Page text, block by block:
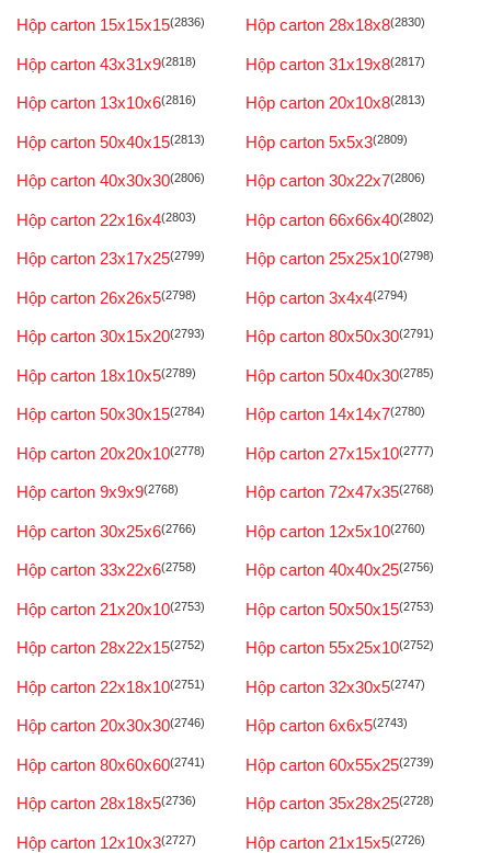
Hộp carton 15x15x15(2836) Hộp carton 28x18x8(2830)
Hộp carton 43x31x9(2818) Hộp carton 31x19x8(2817)
Hộp carton 13x10x6(2816) Hộp carton 20x10x8(2813)
Hộp carton 50x40x15(2813) Hộp carton 5x5x3(2809)
Hộp carton 40x30x30(2806) Hộp carton 30x22x7(2806)
Hộp carton 22x16x4(2803) Hộp carton 66x66x40(2802)
Hộp carton 23x17x25(2799) Hộp carton 25x25x10(2798)
Hộp carton 26x26x5(2798) Hộp carton 3x4x4(2794)
Hộp carton 30x15x20(2793) Hộp carton 80x50x30(2791)
Hộp carton 18x10x5(2789) Hộp carton 50x40x30(2785)
Hộp carton 50x30x15(2784) Hộp carton 14x14x7(2780)
Hộp carton 20x20x10(2778) Hộp carton 27x15x10(2777)
Hộp carton 9x9x9(2768) Hộp carton 72x47x35(2768)
Hộp carton 30x25x6(2766) Hộp carton 12x5x10(2760)
Hộp carton 33x22x6(2758) Hộp carton 40x40x25(2756)
Hộp carton 21x20x10(2753) Hộp carton 50x50x15(2753)
Hộp carton 28x22x15(2752) Hộp carton 55x25x10(2752)
Hộp carton 22x18x10(2751) Hộp carton 32x30x5(2747)
Hộp carton 20x30x30(2746) Hộp carton 6x6x5(2743)
Hộp carton 80x60x60(2741) Hộp carton 60x55x25(2739)
Hộp carton 28x18x5(2736) Hộp carton 35x28x25(2728)
Hộp carton 12x10x3(2727) Hộp carton 21x15x5(2726)